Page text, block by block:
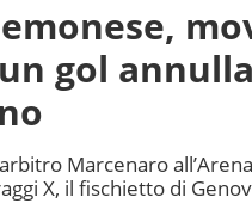
un gol
Marcenaro
X, il fischietto di